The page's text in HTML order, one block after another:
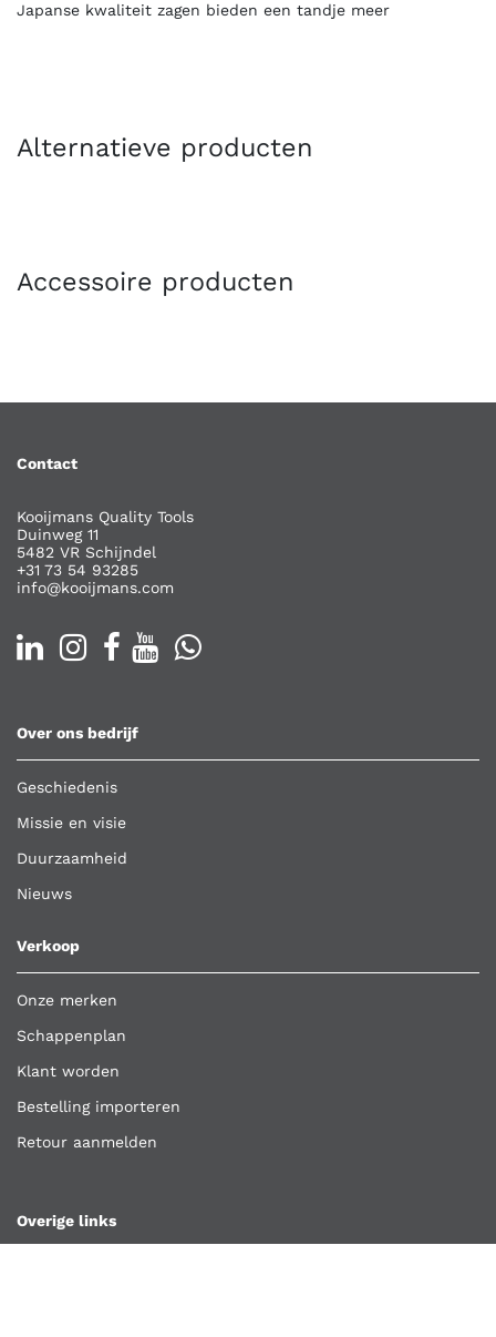
Japanse kwaliteit zagen bieden een tandje meer
Alternatieve producten
Accessoire producten
Contact
Kooijmans Quality Tools
Duinweg 11
5482 VR Schijndel
+31 73 54 93285
info@kooijmans.com
Over ons bedrijf
Geschiedenis
Missie en visie
Duurzaamheid
Nieuws
Verkoop
Onze merken
Schappenplan
Klant worden
Bestelling importeren
Retour aanmelden
Overige links